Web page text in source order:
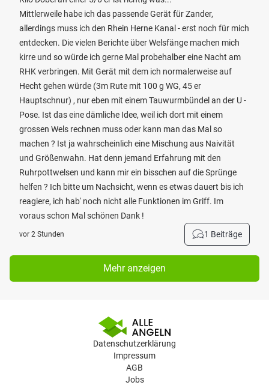
Mittlerweile habe ich das passende Gerät für Zander,
allerdings muss ich den Rhein Herne Kanal - erst noch für mich
entdecken. Die vielen Berichte über Welsfänge machen mich
kirre und so würde ich gerne Mal probehalber eine Nacht am
RHK verbringen. Mit Gerät mit dem ich normalerweise auf
Hecht gehen würde (3m Rute mit 100 g WG, 45 er
Hauptschnur) , nur eben mit einem Tauwurmbündel an der U -
Pose. Ist das eine dämliche Idee, weil ich dort mit einem
grossen Wels rechnen muss oder kann man das Mal so
machen ? Ist ja wahrscheinlich eine Mischung aus Naivität
und Größenwahn. Hat denn jemand Erfahrung mit den
Ruhrpottwelsen und kann mir ein bisschen auf die Sprünge
helfen ? Ich bitte um Nachsicht, wenn es etwas dauert bis ich
reagiere, ich hab' noch nicht alle Funktionen im Griff. Im
voraus schon Mal schönen Dank !
vor 2 Stunden 1 Beiträge
Mehr anzeigen
Datenschutzerklärung
Impressum
AGB
Jobs